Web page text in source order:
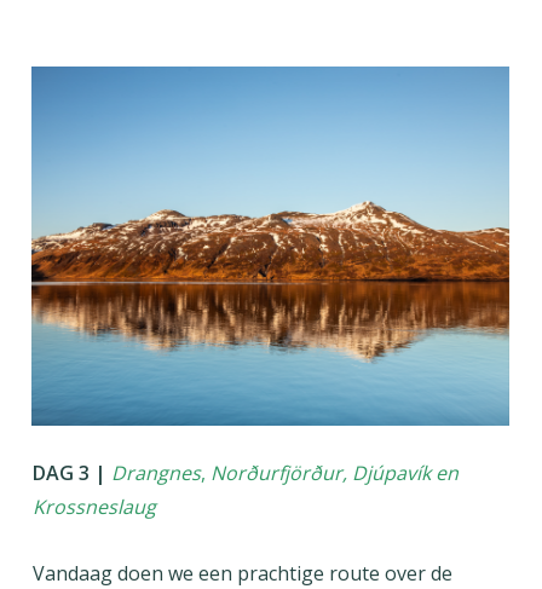
DAG 3 | Drangnes, Norðurfjörður, Djúpavík en
Krossneslaug
Vandaag doen we een prachtige route over de